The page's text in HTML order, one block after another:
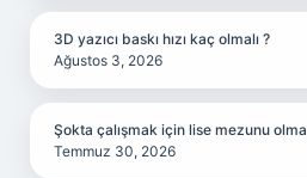
3D yazıcı baskı hızı kaç olmalı ?
Ağustos 3, 2026
Şokta çalışmak için lise mezunu
Temmuz 30, 2026